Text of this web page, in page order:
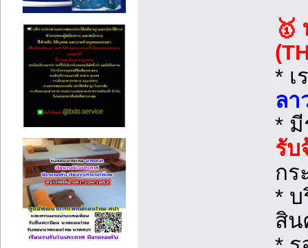
🥇
*
ลา
*
รับ
กร
*
สิน